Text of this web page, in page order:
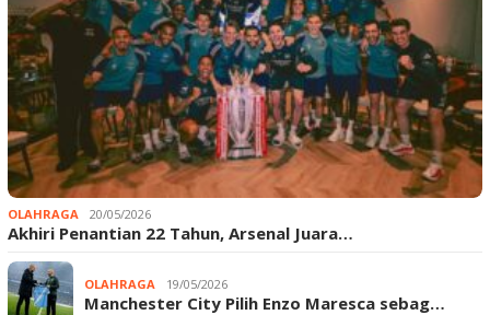
OLAHRAGA 20/05/2026
Akhiri Penantian 22 Tahun, Arsenal Juara…
OLAHRAGA 19/05/2026
Manchester City Pilih Enzo Maresca sebag…